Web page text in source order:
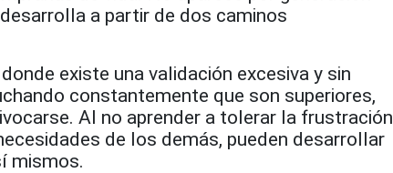
a partir de dos caminos
existe una validación excesiva y sin
constantemente que son superiores,
Al no aprender a tolerar la frustración
de los demás, pueden desarrollar
mismos.